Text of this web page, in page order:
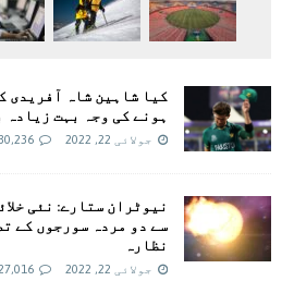
کیا شاہین شاہ آفریدی
ہونے کی وجہ بہت زیادہ
جولائی 22, 2022 30,236
نیوٹران ستارے: نئی
سے دو مردہ سورجوں کے
نظارہ
جولائی 22, 2022 27,016